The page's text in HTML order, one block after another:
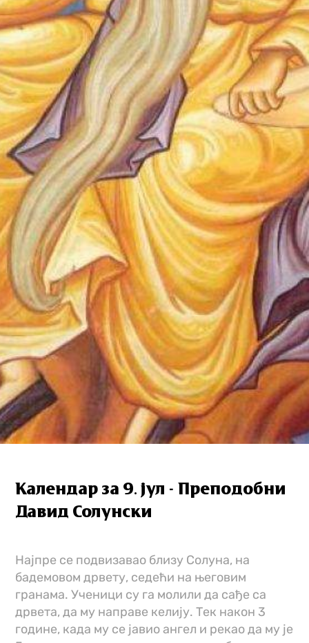
Календар за 9. јул - Преподобни
Давид Солунски
Најпре се подвизавао близу Солуна, на
бадемовом дрвету, седећи на његовим
гранама. Ученици су га молили да сађе са
дрвета, да му направе келију. Тек након 3
године, када му се јавио ангел и рекао да му је